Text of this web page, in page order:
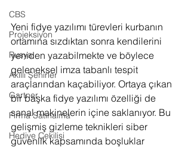
CBS
Projeksiyon
Rusya
Akıllı Şehirler
Gartner
Firma Satınalma
Hediye Çekilişi
Yeni fidye yazılımı türevleri kurbanın
ortamına sızdıktan sonra kendilerini
yeniden yazabilmekte ve böylece
geleneksel imza tabanlı tespit
araçlarından kaçabiliyor. Ortaya çıkan
bir başka fidye yazılımı özelliği de
sanal makinelerin içine saklanıyor. Bu
gelişmiş gizleme teknikleri siber
güvenlik kapsamında boşluklar